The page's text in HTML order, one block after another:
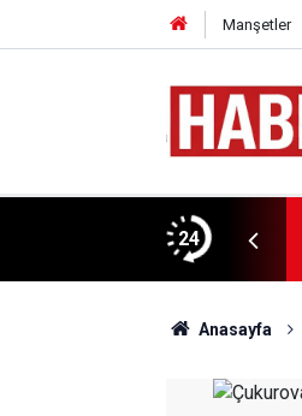
Manşetler
24
Anasayfa